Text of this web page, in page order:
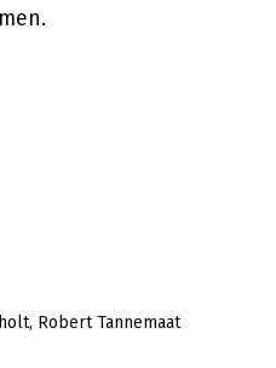
Robert Tannemaat